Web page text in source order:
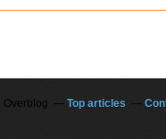
Overblog Top articles